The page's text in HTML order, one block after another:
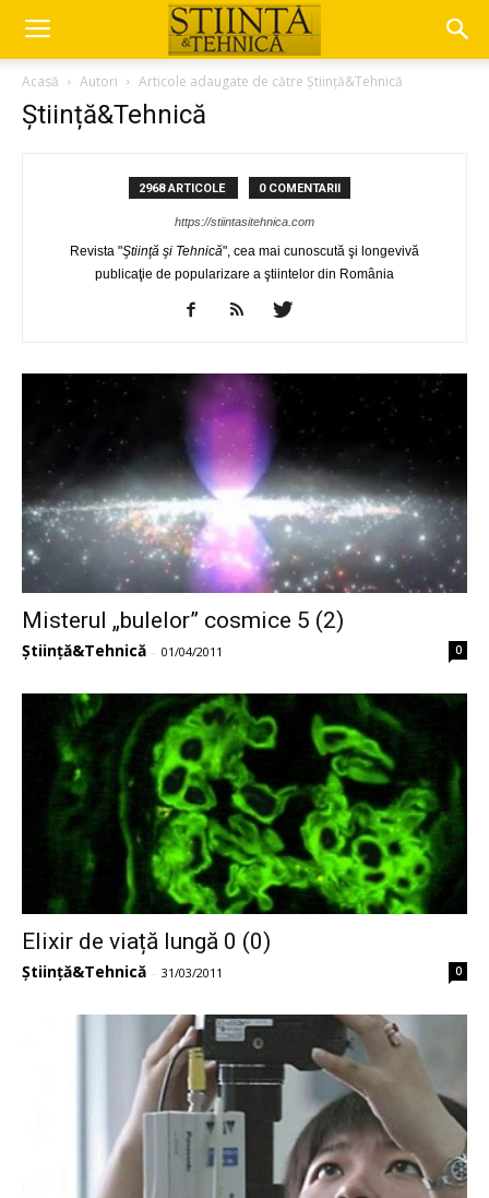
Acasă Autori Articole adaugate de către Știință&Tehnică
Știință&Tehnică
2968 ARTICOLE 0 COMENTARII
https://stiintasitehnica.com
Revista "Ştiinţă şi Tehnică", cea mai cunoscută şi longevivă
publicaţie de popularizare a ştiintelor din România
Misterul „bulelor” cosmice 5 (2)
Știință&Tehnică - 01/04/2011 0
Elixir de viață lungă 0 (0)
Știință&Tehnică - 31/03/2011 0